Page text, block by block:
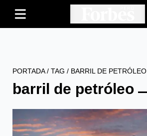
PORTADA/ TAG / BARRIL DE PETRÓLEO
barril de petróleo